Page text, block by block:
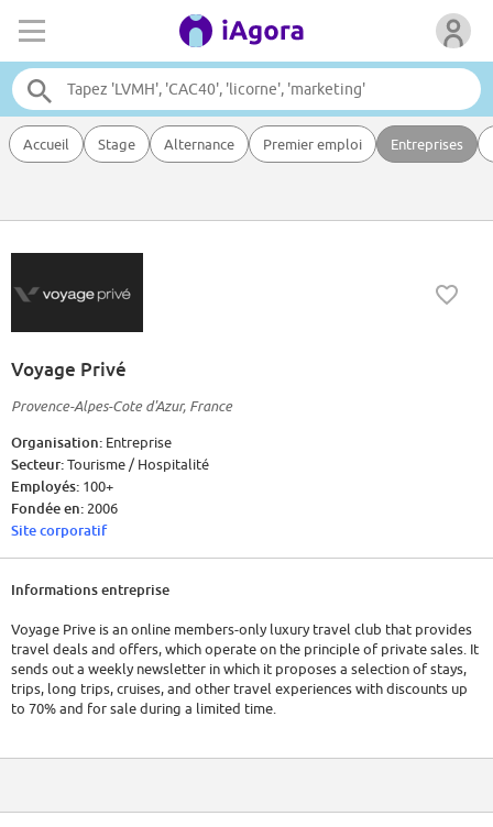
Accueil Stage Alternance Premier emploi Entreprises
Voyage Privé
Provence-Alpes-Cote d'Azur, France
Organisation: Entreprise
Secteur:Tourisme / Hospitalité
Employés: 100+
Fondée en: 2006
Site corporatif
Informations entreprise
Voyage Prive is an online members-only luxury travel club that provides
travel deals and offers, which operate on the principle of private sales. It
sends out a weekly newsletter in which it proposes a selection of stays,
trips, long trips, cruises, and other travel experiences with discounts up
to 70% and for sale during a limited time.